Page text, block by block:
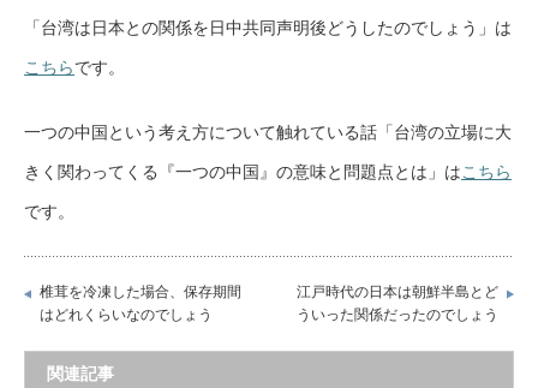
「台湾は日本との関係を日中共同声明後どうしたのでしょう」は
こちらです。
一つの中国という考え方について触れている話「台湾の立場に大
きく関わってくる『一つの中国』の意味と問題点とは」はこちら
です。
椎茸を冷凍した場合、保存期間
はどれくらいなのでしょう
江戸時代の日本は朝鮮半島とど
ういった関係だったのでしょう
関連記事